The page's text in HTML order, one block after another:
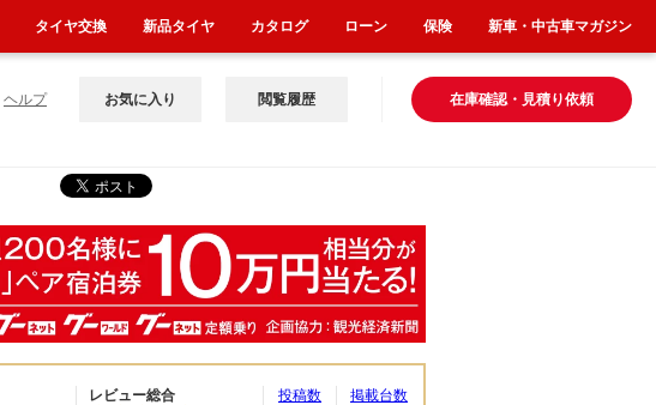
ヘルプ 在庫確認・見積り依頼
お気に入り 閲覧履歴
レビュー総合 投稿数 掲載台数
タイヤ交換 新品タイヤ カタログ ローン 保険 新車・中古車マガジン